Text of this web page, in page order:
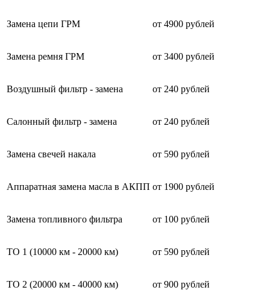
Замена цепи ГРМ от 4900 рублей
Замена ремня ГРМ от 3400 рублей
Воздушный фильтр - замена от 240 рублей
Салонный фильтр - замена от 240 рублей
Замена свечей накала от 590 рублей
Аппаратная замена масла в АКПП от 1900 рублей
Замена топливного фильтра от 100 рублей
ТО 1 (10000 км - 20000 км) от 590 рублей
ТО 2 (20000 км - 40000 км) от 900 рублей